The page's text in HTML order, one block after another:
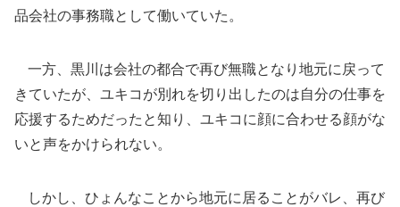
品会社の事務職として働いていた。
一方、黒川は会社の都合で再び無職となり地元に戻って
きていたが、ユキコが別れを切り出したのは自分の仕事を
応援するためだったと知り、ユキコに顔に合わせる顔がな
いと声をかけられない。
しかし、ひょんなことから地元に居ることがバレ、再び